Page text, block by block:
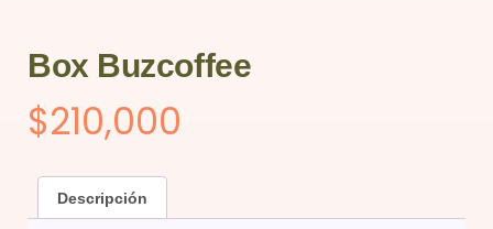
Box Buzcoffee
$210,000
Descripción